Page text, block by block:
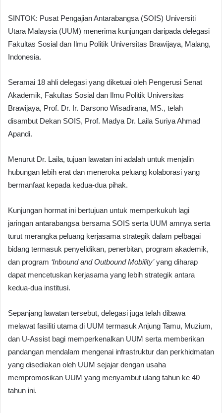
SINTOK: Pusat Pengajian Antarabangsa (SOIS) Universiti
Utara Malaysia (UUM) menerima kunjungan daripada delegasi
Fakultas Sosial dan Ilmu Politik Universitas Brawijaya, Malang,
Indonesia.
Seramai 18 ahli delegasi yang diketuai oleh Pengerusi Senat
Akademik, Fakultas Sosial dan Ilmu Politik Universitas
Brawijaya, Prof. Dr. Ir. Darsono Wisadirana, MS., telah
disambut Dekan SOIS, Prof. Madya Dr. Laila Suriya Ahmad
Apandi.
Menurut Dr. Laila, tujuan lawatan ini adalah untuk menjalin
hubungan lebih erat dan meneroka peluang kolaborasi yang
bermanfaat kepada kedua-dua pihak.
Kunjungan hormat ini bertujuan untuk memperkukuh lagi
jaringan antarabangsa bersama SOIS serta UUM amnya serta
turut merangka peluang kerjasama strategik dalam pelbagai
bidang termasuk penyelidikan, penerbitan, program akademik,
dan program ‘Inbound and Outbound Mobility’yang diharap
dapat mencetuskan kerjasama yang lebih strategik antara
kedua-dua institusi.
Sepanjang lawatan tersebut, delegasi juga telah dibawa
melawat fasiliti utama di UUM termasuk Anjung Tamu, Muzium,
dan U-Assist bagi memperkenalkan UUM serta memberikan
pandangan mendalam mengenai infrastruktur dan perkhidmatan
yang disediakan oleh UUM sejajar dengan usaha
mempromosikan UUM yang menyambut ulang tahun ke 40
tahun ini.